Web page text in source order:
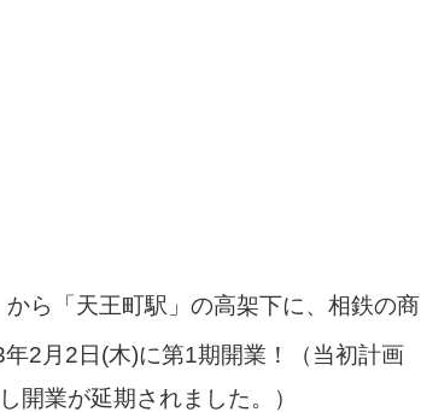
ら「天王町駅」の高架下に、相鉄の商
2月2日(木)に第1期開業！（当初計画
開業が延期されました。）